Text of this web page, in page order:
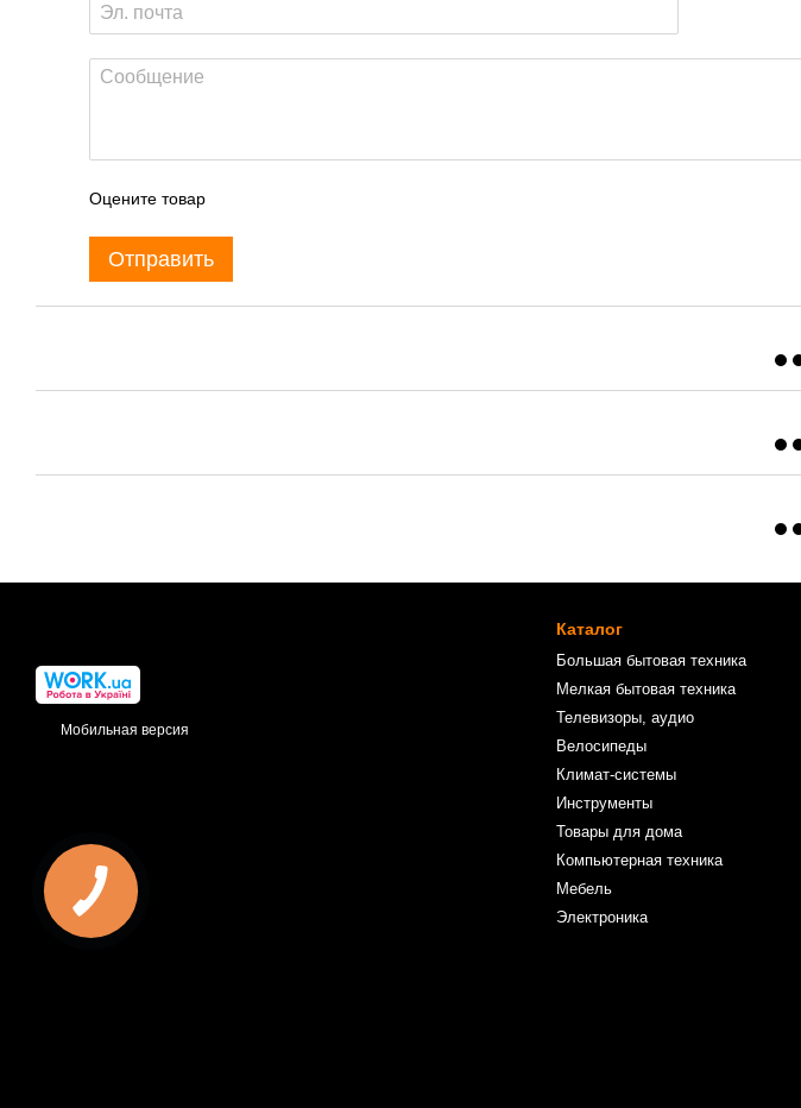
Оцените товар
Отправить
Мобильная версия
Каталог
Большая бытовая техника
Мелкая бытовая техника
Телевизоры, аудио
Велосипеды
Климат-системы
Инструменты
Товары для дома
Компьютерная техника
Мебель
Электроника